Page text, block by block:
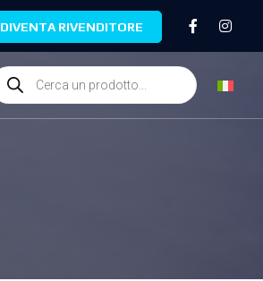
DIVENTA RIVENDITORE